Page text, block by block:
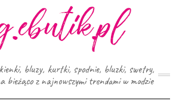
bluzy, kurtki, spodnie, bluzki, swetry,
z najnowszymi trendami w modzie